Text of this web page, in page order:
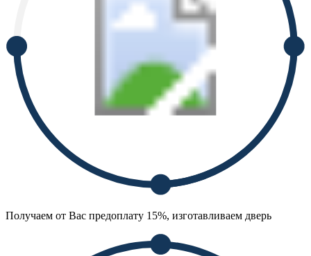
Получаем от Вас предоплату 15%, изготавливаем дверь